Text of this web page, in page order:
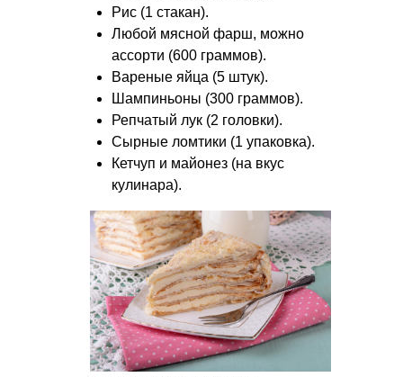
Рис (1 стакан).
Любой мясной фарш, можно
ассорти (600 граммов).
Вареные яйца (5 штук).
Шампиньоны (300 граммов).
Репчатый лук (2 головки).
Сырные ломтики (1 упаковка).
Кетчуп и майонез (на вкус
кулинара).